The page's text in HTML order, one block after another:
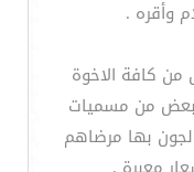
وأقره .
كافة الاخوة
من مسميات
بها مرضاهم